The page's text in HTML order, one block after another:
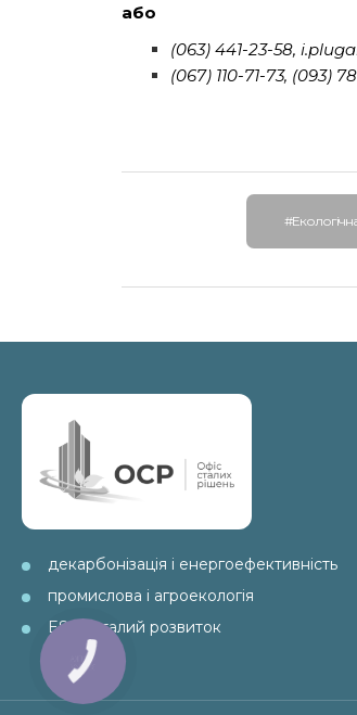
або
(063) 441-23-58,
(067) 110-71-73, (093)
декарбонізація і енергоефективність
промислова і агроекологія
ESG і сталий розвиток
КНОПКА
ЗВ'ЯЗКУ